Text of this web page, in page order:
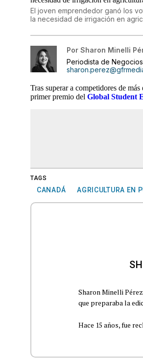
El joven emprendedor ganó los
la necesidad de irrigación en
Por Sharon Minelli
Periodista de Negocios
Tras superar a competidores de
primer premio delGlobal Student
TAGS
CANADÁ AGRICULTURA EN
Sharon Minelli
que preparaba la
Hace 15 años, fue